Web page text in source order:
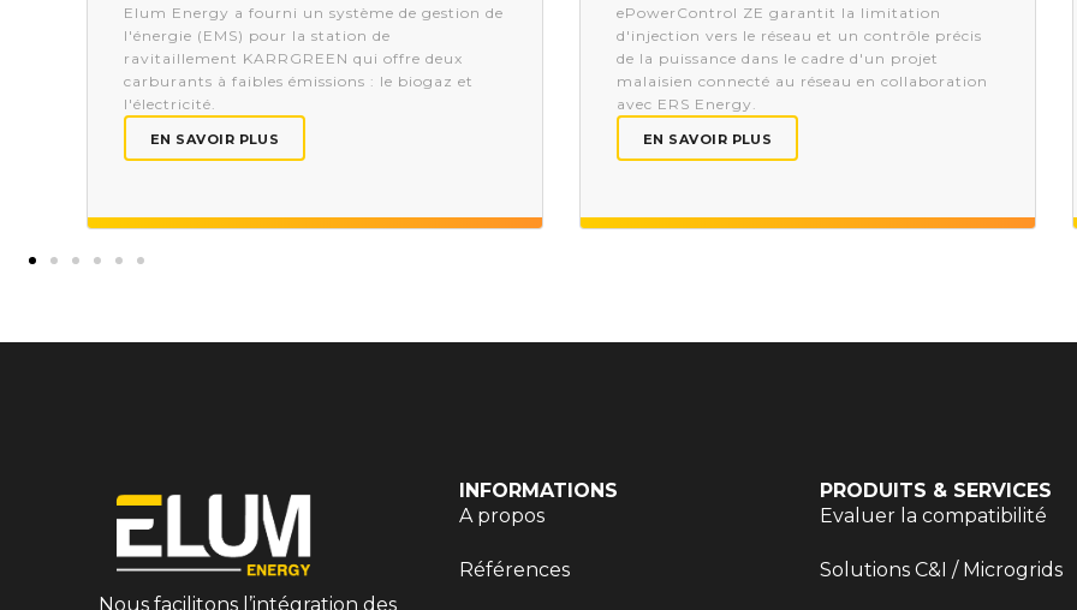
Elum Energy a fourni un système de gestion de
l'énergie (EMS) pour la station de
ravitaillement KARRGREEN qui offre deux
carburants à faibles émissions : le biogaz et
l'électricité.
EN SAVOIR PLUS
ePowerControl ZE garantit la limitation
d'injection vers le réseau et un contrôle précis
de la puissance dans le cadre d'un projet
malaisien connecté au réseau en collaboration
avec ERS Energy.
EN SAVOIR PLUS
Nous facilitons l’intégration des
INFORMATIONS
A propos
Références
PRODUITS & SERVICES
Evaluer la compatibilité
Solutions C&I / Microgrids